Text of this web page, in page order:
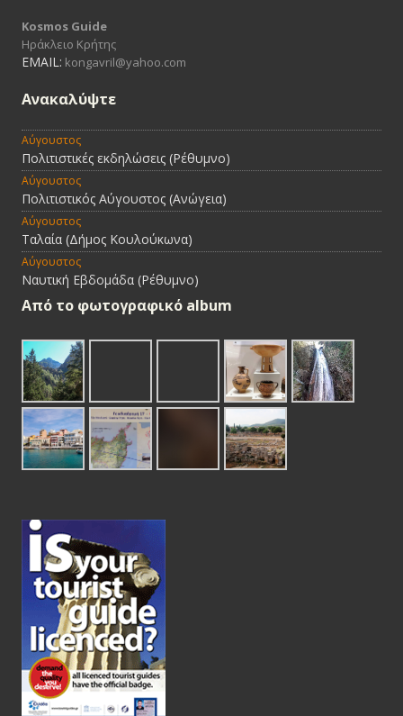
Kosmos Guide
Ηράκλειο Κρήτης
EMAIL: kongavril@yahoo.com
Ανακαλύψτε
Αύγουστος
Πολιτιστικές εκδηλώσεις (Ρέθυμνο)
Αύγουστος
Πολιτιστικός Αύγουστος (Ανώγεια)
Αύγουστος
Ταλαία (Δήμος Κουλούκωνα)
Αύγουστος
Ναυτική Εβδομάδα (Ρέθυμνο)
Από τo φωτογραφικό album